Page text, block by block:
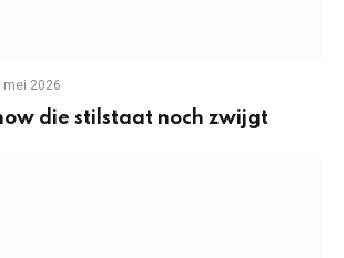
mei 2026
die stilstaat noch zwijgt